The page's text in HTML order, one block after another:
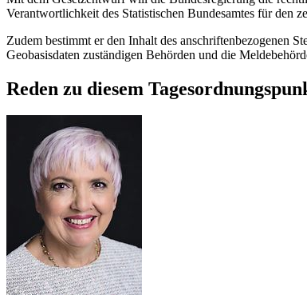
Verantwortlichkeit des Statistischen Bundesamtes für den
Zudem bestimmt er den Inhalt des anschriftenbezogenen
Geobasisdaten zuständigen Behörden und die
Reden zu diesem